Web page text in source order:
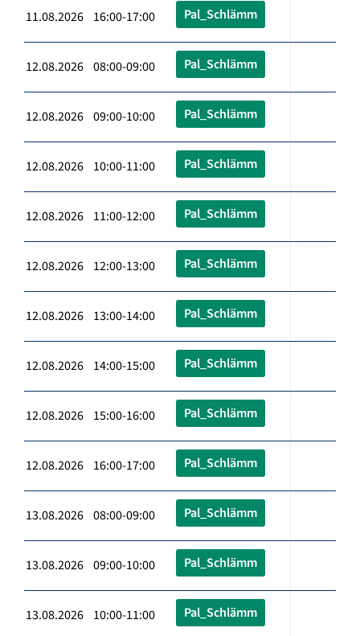
11.08.2026 16:00-17:00 Pal_Schlämm
12.08.2026 08:00-09:00 Pal_Schlämm
12.08.2026 09:00-10:00 Pal_Schlämm
12.08.2026 10:00-11:00 Pal_Schlämm
12.08.2026 11:00-12:00 Pal_Schlämm
12.08.2026 12:00-13:00 Pal_Schlämm
12.08.2026 13:00-14:00 Pal_Schlämm
12.08.2026 14:00-15:00 Pal_Schlämm
12.08.2026 15:00-16:00 Pal_Schlämm
12.08.2026 16:00-17:00 Pal_Schlämm
13.08.2026 08:00-09:00 Pal_Schlämm
13.08.2026 09:00-10:00 Pal_Schlämm
13.08.2026 10:00-11:00 Pal_Schlämm